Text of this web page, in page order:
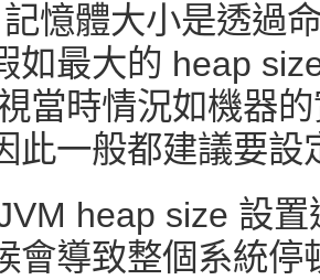
憶體大小是透過
如最大的 heap
當時情況如機器
此一般都建議要
heap size 設
會導致整個系統